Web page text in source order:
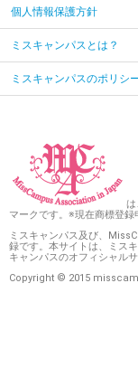
個人情報保護方針
ミスキャンパスとは？
ミスキャンパスのポリシ
は
マークです。※現在商標登録
ミスキャンパス及び、
録です。本サイトは、ミス
キャンパスのオフィシャルサ
Copyright © 2015